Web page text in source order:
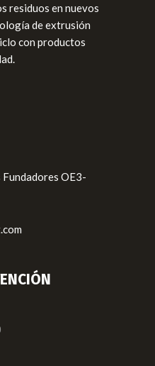
residuos en nuevos
de extrusión
con productos
OE3-